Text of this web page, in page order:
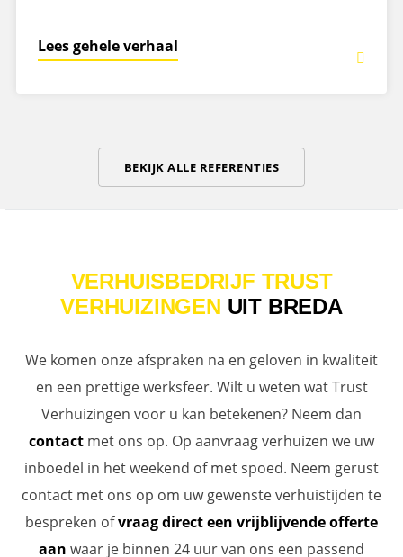
Lees gehele verhaal
BEKIJK ALLE REFERENTIES
VERHUISBEDRIJF TRUST
VERHUIZINGEN UIT BREDA
We komen onze afspraken na en geloven in kwaliteit
en een prettige werksfeer. Wilt u weten wat Trust
Verhuizingen voor u kan betekenen? Neem dan
contact met ons op. Op aanvraag verhuizen we uw
inboedel in het weekend of met spoed. Neem gerust
contact met ons op om uw gewenste verhuistijden te
bespreken ofvraag direct een vrijblijvende offerte
aan waar je binnen 24 uur van ons een passend